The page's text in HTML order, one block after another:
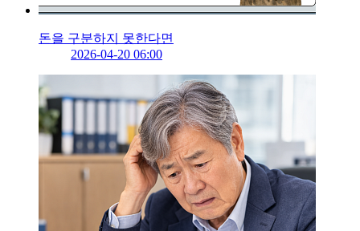
돈을 구분하지 못한다면
2026-04-20 06:00